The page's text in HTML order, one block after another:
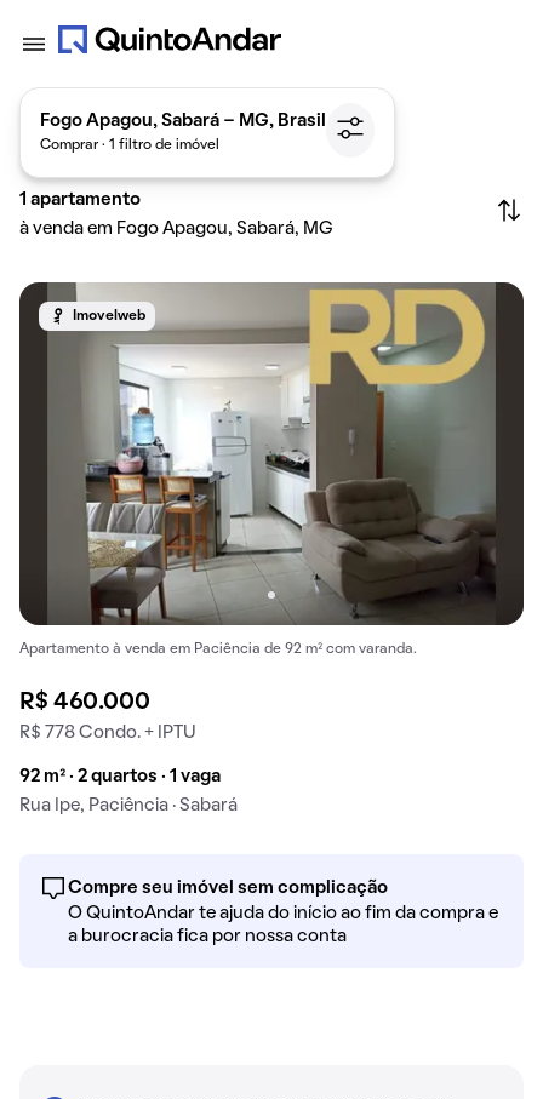
Fogo Apagou, Sabará - MG, Brasil
Comprar · 1 filtro de imóvel
1 apartamento
à venda em Fogo Apagou, Sabará, MG
Imovelweb
Apartamento à venda em Paciência de 92 m² com varanda.
R$ 460.000
R$ 778 Condo. + IPTU
92 m² · 2 quartos · 1 vaga
Rua Ipe, Paciência · Sabará
Compre seu imóvel sem complicação
O QuintoAndar te ajuda do início ao fim da compra e
a burocracia fica por nossa conta